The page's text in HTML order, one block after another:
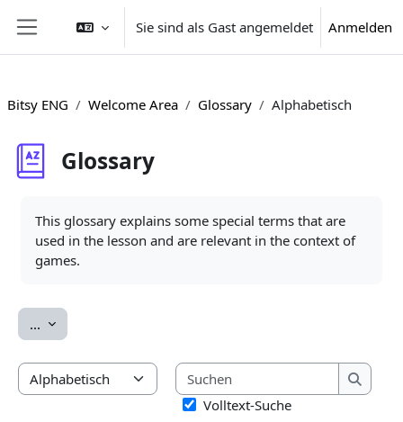
Website-Übersicht
Sie sind als Gast angemeldet Anmelden
Bitsy ENG Welcome Area Glossary Alphabetisch
Glossary
This glossary explains some special terms that are
used in the lesson and are relevant in the context of
games.
... Einträge exportieren
Sie können das Glossar über das Suchfeld oder das
Suchen
Suchen
Volltext-Suche